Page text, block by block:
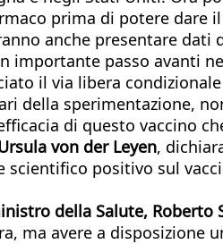
prima di potere
anche presentare
importante passo avanti
il via libera
della sperimentazione,
di questo vaccino
von der Leyen,
scientifico positivo sul
della Salute, Roberto
ma avere a disposizione